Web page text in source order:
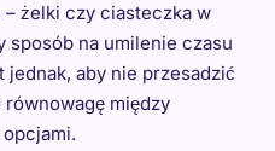
żelki czy ciasteczka w
sposób na umilenie czasu
jednak, aby nie przesadzić
równowagę między